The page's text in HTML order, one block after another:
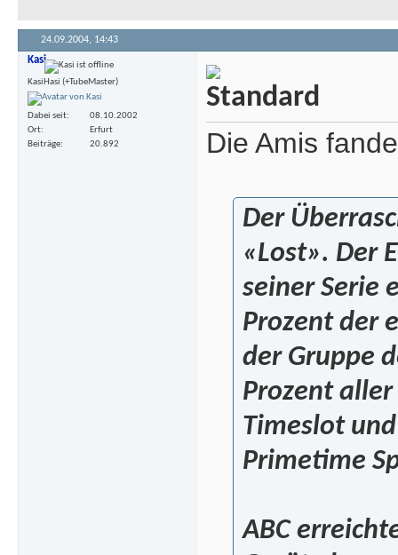
24.09.2004, 14:43
Kasi
KasiHasi (+TubeMaster)
Dabei seit
08.10.2002
Ort
Erfurt
Beiträge
20.892 Die Amis
Der
«Lost». Der
seiner Serie
Prozent der
der Gruppe
Prozent
Timeslot
Primetime
ABC